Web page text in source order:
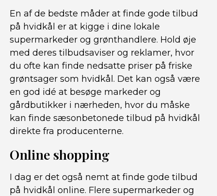
En af de bedste måder at finde gode tilbud
på hvidkål er at kigge i dine lokale
supermarkeder og grønthandlere. Hold øje
med deres tilbudsaviser og reklamer, hvor
du ofte kan finde nedsatte priser på friske
grøntsager som hvidkål. Det kan også være
en god idé at besøge markeder og
gårdbutikker i nærheden, hvor du måske
kan finde sæsonbetonede tilbud på hvidkål
direkte fra producenterne.
Online shopping
I dag er det også nemt at finde gode tilbud
på hvidkål online. Flere supermarkeder og